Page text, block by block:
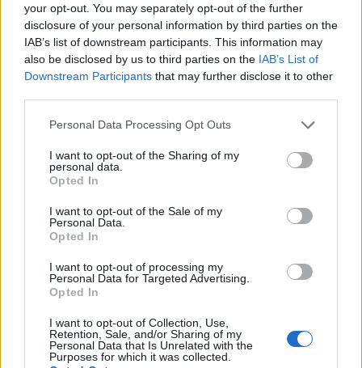
your opt-out. You may separately opt-out of the further
disclosure of your personal information by third parties on the
IAB’s list of downstream participants. This information may
also be disclosed by us to third parties on the IAB’s List of
Downstream Participants that may further disclose it to other
Please note that this website/app uses one or more Google
not limited to your visit or usage behaviour. You may click to
grant or deny consent to Google and its third-party tags to
use your data for below specified purposes in below Google
consent section.
Personal Data Processing Opt Outs
I want to opt-out of the Sharing of my
personal data.
Opted In
I want to opt-out of the Sale of my
Personal Data.
Opted In
I want to opt-out of processing my
Personal Data for Targeted Advertising.
Opted In
I want to opt-out of Collection, Use,
Retention, Sale, and/or Sharing of my
Personal Data that Is Unrelated with the
Purposes for which it was collected.
Dimitris Theofanous
Managing Director, eTURN
OmniCommerce
12:00 - 12:45
Opening - Welcome remarks
12:45 -